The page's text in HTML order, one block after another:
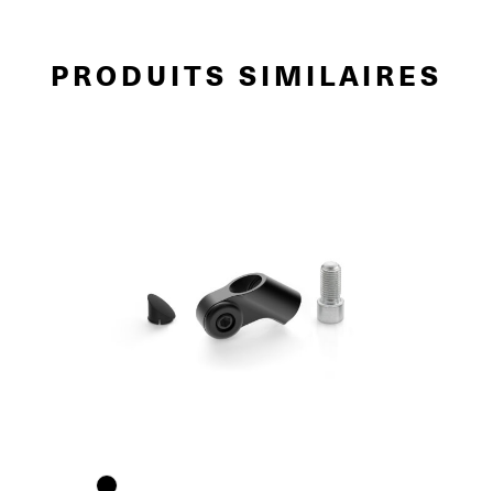
PRODUITS SIMILAIRES